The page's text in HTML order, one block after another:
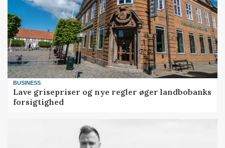
BUSINESS
Lave grisepriser og nye regler øger landbobanks
forsigtighed